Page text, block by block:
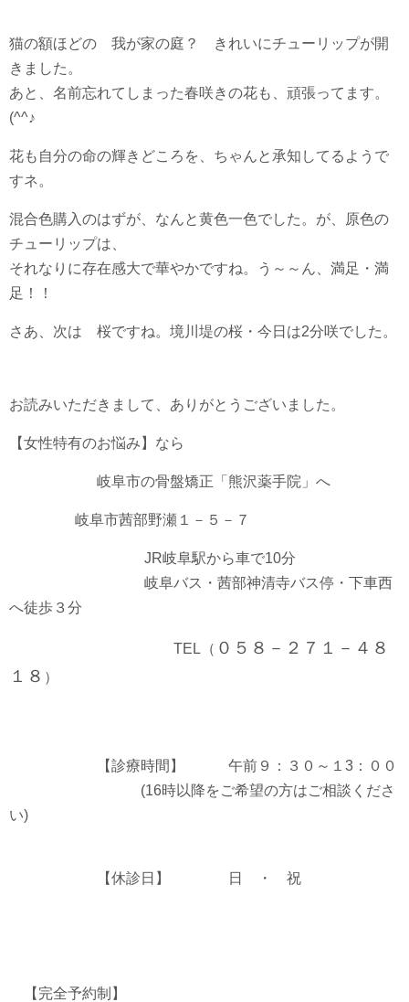
猫の額ほどの 我が家の庭？ きれいにチューリップが開
きました。
あと、名前忘れてしまった春咲きの花も、頑張ってます。
(^^♪
花も自分の命の輝きどころを、ちゃんと承知してるようで
すネ。
混合色購入のはずが、なんと黄色一色でした。が、原色の
チューリップは、
それなりに存在感大で華やかですね。う～～ん、満足・満
足！！
さあ、次は 桜ですね。境川堤の桜・今日は2分咲でした。
お読みいただきまして、ありがとうございました。
【女性特有のお悩み】なら
岐阜市の骨盤矯正「熊沢薬手院」へ
岐阜市茜部野瀬１－５－７
JR岐阜駅から車で10分
岐阜バス・茜部神清寺バス停・下車西
へ徒歩３分
TEL（ ０５８－２７１－４８
１８ ）
【診療時間】 午前９：３０～１3：００
(16時以降をご希望の方はご相談くださ
い)
【休診日】 日 ・ 祝
【完全予約制】